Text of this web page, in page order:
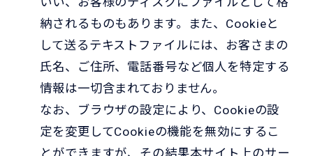
納されるものもあります。また、Cookieと
して送るテキストファイルには、お客さまの
氏名、ご住所、電話番号など個人を特定する
情報は一切含まれておりません。
なお、ブラウザの設定により、Cookieの設
定を変更してCookieの機能を無効にするこ